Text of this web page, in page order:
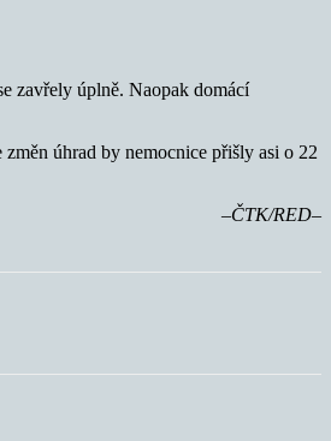
zavřely úplně. Naopak domácí
úhrad by nemocnice přišly asi o 22
–ČTK/RED–